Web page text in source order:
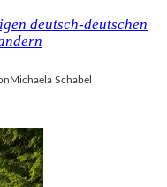
deutsch-deutschen
Michaela Schabel